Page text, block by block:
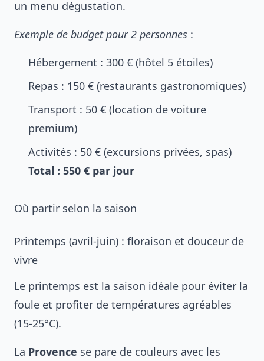
un menu dégustation.
Exemple de budget pour 2 personnes :
Hébergement : 300 € (hôtel 5 étoiles)
Repas : 150 € (restaurants gastronomiques)
Transport : 50 € (location de voiture
premium)
Activités : 50 € (excursions privées, spas)
Total : 550 € par jour
Où partir selon la saison
Printemps (avril-juin) : floraison et douceur de
vivre
Le printemps est la saison idéale pour éviter la
foule et profiter de températures agréables
(15-25°C).
La Provence se pare de couleurs avec les